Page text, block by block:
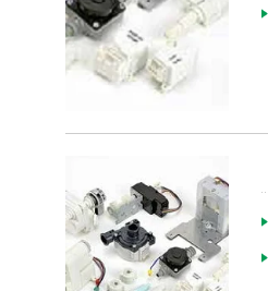
製品カテゴリから探す
小型・精密モータ
金型・成形・切削・加工部品